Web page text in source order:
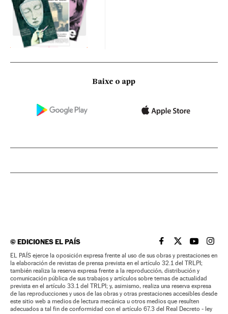
Baixe o app
©EDICIONES EL PAÍS EL PAÍS BRASIL EN
EL PAÍSEL PAÍS
EL
EL PAÍS ejerce la oposición expresa frente al uso de sus obras y prestaciones en
la elaboración de revistas de prensa prevista en el artículo 32.1 del TRLPI;
también realiza la reserva expresa frente a la reproducción, distribución y
comunicación pública de sus trabajos y artículos sobre temas de actualidad
prevista en el artículo 33.1 del TRLPI; y, asimismo, realiza una reserva expresa
de las reproducciones y usos de las obras y otras prestaciones accesibles desde
este sitio web a medios de lectura mecánica u otros medios que resulten
adecuados a tal fin de conformidad con el artículo 67.3 del Real Decreto - ley